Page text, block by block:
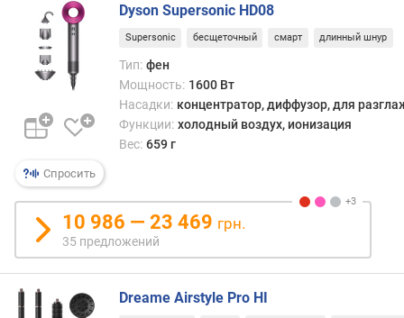
о
т
о
к
(
/
с
у
р
о
в
е
Спросить
Dyson Supersonic HD08
Supersonic бесщеточный смарт длинный шнур
Тип: фен
Мощность: 1600 Вт
Насадки: концентратор, диффузор, для
Функции: холодный воздух, ионизация
Вес: 659 г
10 986 — 23 469 грн.
35 предложений
Dreame Airstyle Pro HI